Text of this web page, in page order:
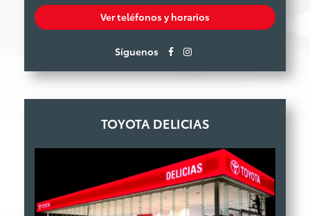
Ver teléfonos y horarios
Síguenos
TOYOTA DELICIAS